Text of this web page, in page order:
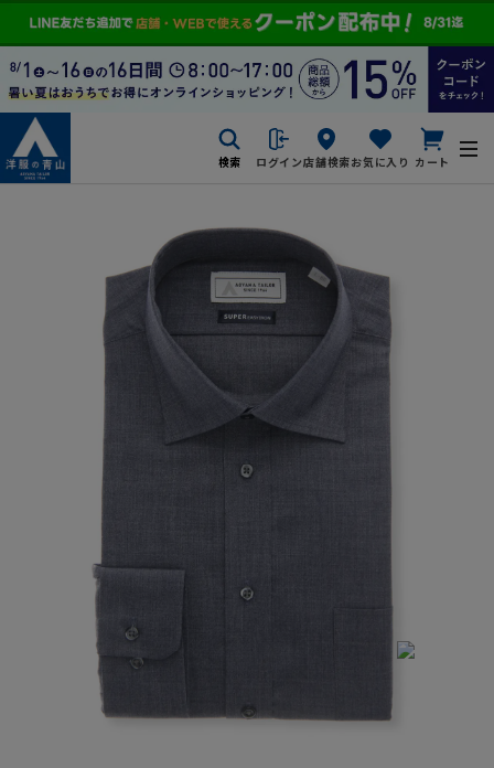
検索 ログイン店舗検索お気に入り カート